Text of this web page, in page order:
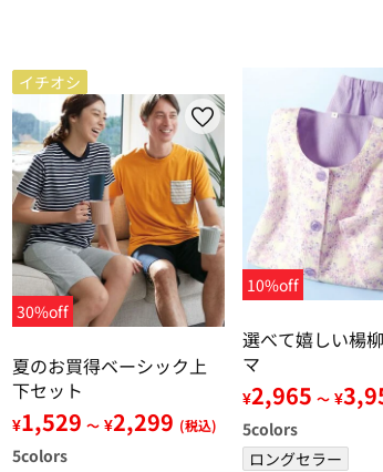
イチオシ
30%off
夏のお買得ベーシック上
下セット
¥1,529 ～ ¥2,299 (税込)
5colors
10%off
選べて嬉しい楊
マ
¥2,965 ～ ¥
5colors
ロングセラー